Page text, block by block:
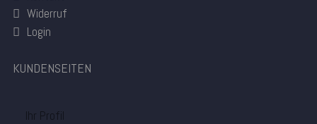
Widerruf
Login
KUNDENSEITEN
Ihr Profil